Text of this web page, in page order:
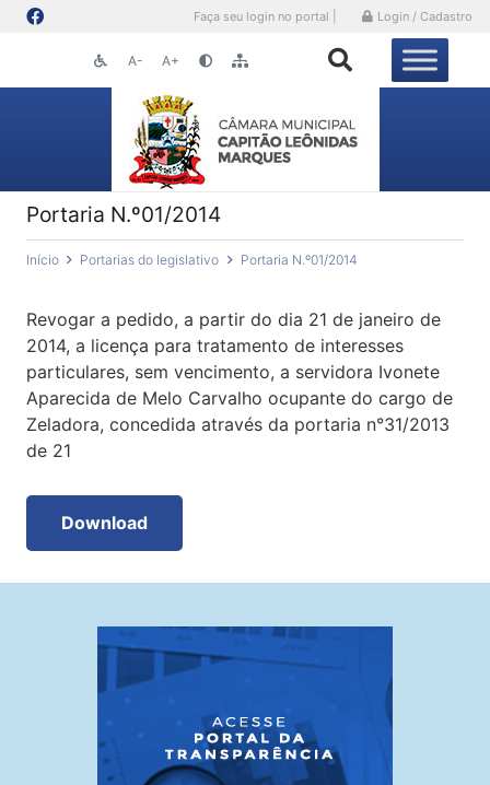
Faça seu login no portal | Login / Cadastro
A- A+
Portaria N.º01/2014
Início Portarias do legislativo Portaria N.º01/2014
Revogar a pedido, a partir do dia 21 de janeiro de
2014, a licença para tratamento de interesses
particulares, sem vencimento, a servidora Ivonete
Aparecida de Melo Carvalho ocupante do cargo de
Zeladora, concedida através da portaria n°31/2013
de 21
Download